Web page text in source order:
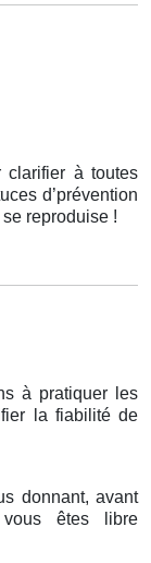
clarifier à toutes
d’prévention
reproduise !
à pratiquer les
la fiabilité de
donnant, avant
êtes libre